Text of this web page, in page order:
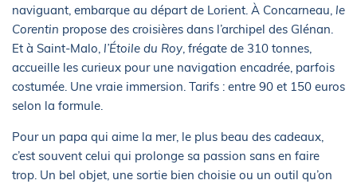
naviguant, embarque au départ de Lorient. À Concarneau, le
Corentin propose des croisières dans l’archipel des Glénan.
Et à Saint-Malo, l’Étoile du Roy, frégate de 310 tonnes,
accueille les curieux pour une navigation encadrée, parfois
costumée. Une vraie immersion. Tarifs : entre 90 et 150 euros
selon la formule.
Pour un papa qui aime la mer, le plus beau des cadeaux,
c’est souvent celui qui prolonge sa passion sans en faire
trop. Un bel objet, une sortie bien choisie ou un outil qu’on